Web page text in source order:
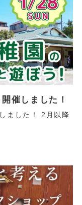
催しました！
ました！ 2月以降